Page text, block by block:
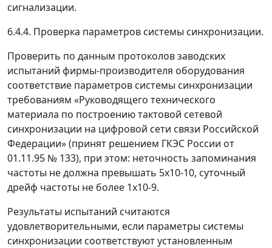
сигнализации.
6.4.4. Проверка параметров системы синхронизации.
Проверить по данным протоколов заводских
испытаний фирмы-производителя оборудования
соответствие параметров системы синхронизации
требованиям «Руководящего технического
материала по построению тактовой сетевой
синхронизации на цифровой сети связи Российской
Федерации» (принят решением ГКЭС России от
01.11.95 № 133), при этом: неточность запоминания
частоты не должна превышать 5х10-10, суточный
дрейф частоты не более 1х10-9.
Результаты испытаний считаются
удовлетворительными, если параметры системы
синхронизации соответствуют установленным